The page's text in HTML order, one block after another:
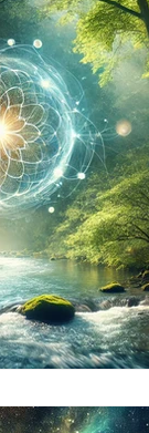
Prana